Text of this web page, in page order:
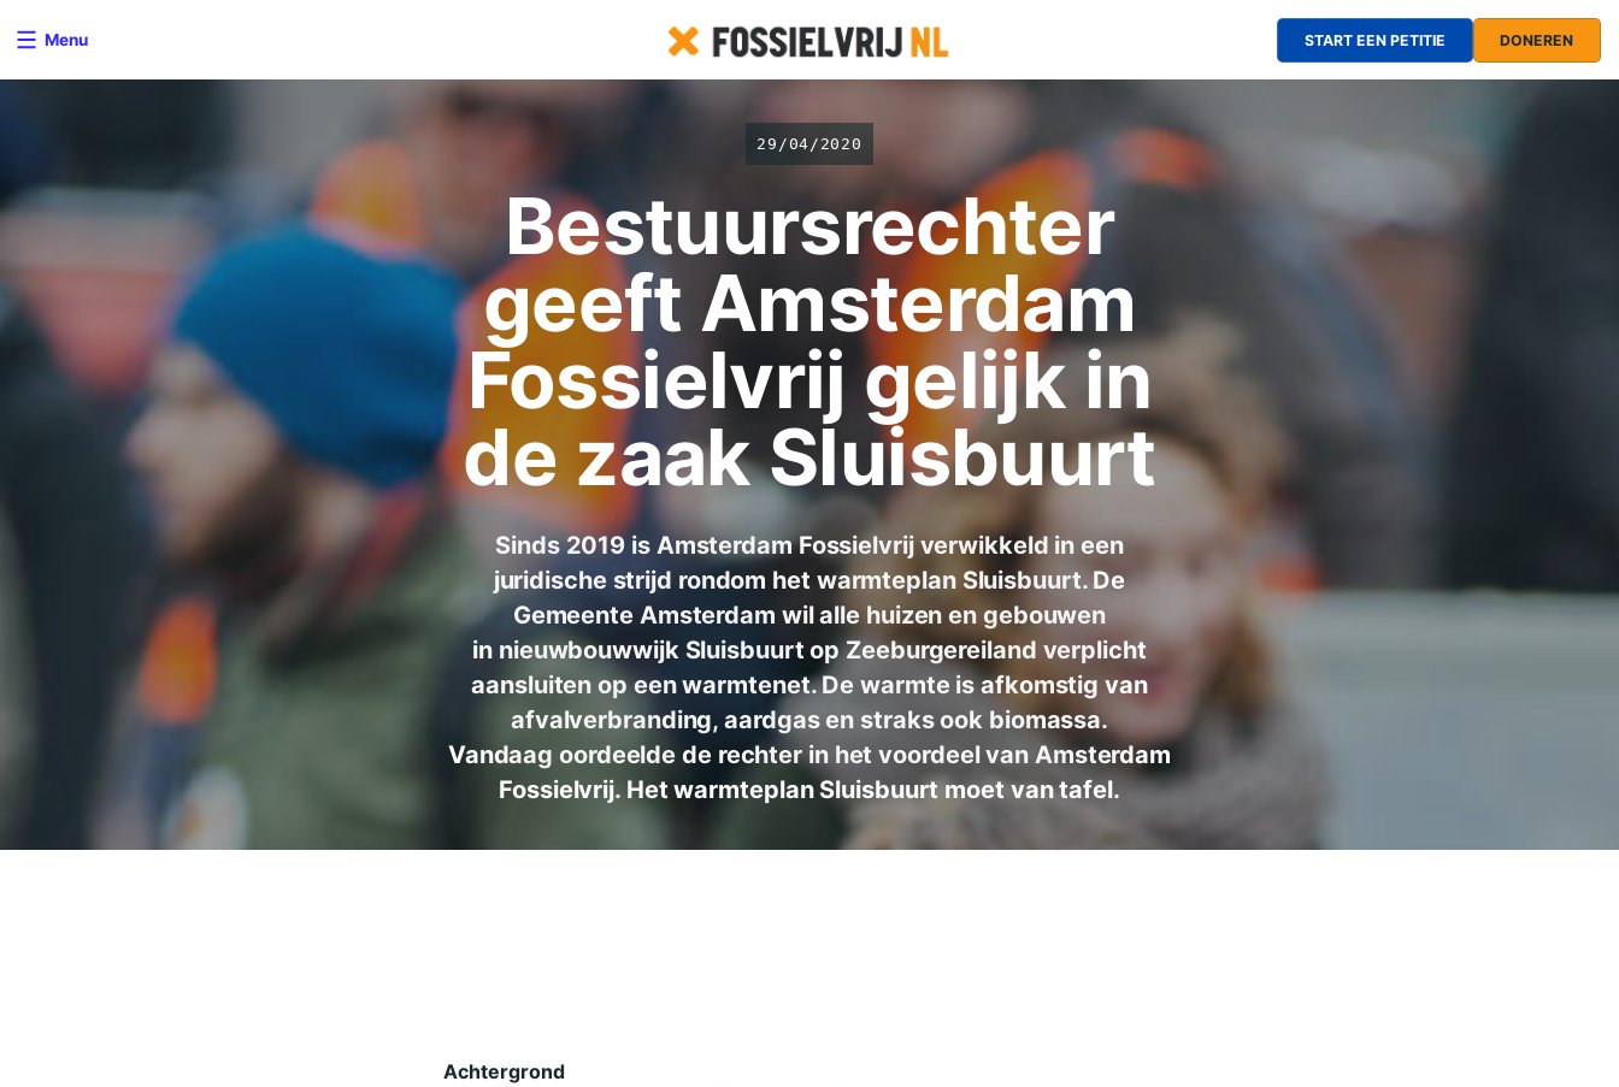
Menu START EEN PETITIE DONEREN
29/04/2020
Bestuursrechter
geeft Amsterdam
Fossielvrij gelijk in
de zaak Sluisbuurt
Sinds 2019 is Amsterdam Fossielvrij verwikkeld in een
juridische strijd rondom het warmteplan Sluisbuurt. De
Gemeente Amsterdam wil alle huizen en gebouwen
in nieuwbouwwijk Sluisbuurt op Zeeburgereiland verplicht
aansluiten op een warmtenet. De warmte is afkomstig van
afvalverbranding, aardgas en straks ook biomassa.
Vandaag oordeelde de rechter in het voordeel van Amsterdam
Fossielvrij. Het warmteplan Sluisbuurt moet van tafel.
Achtergrond